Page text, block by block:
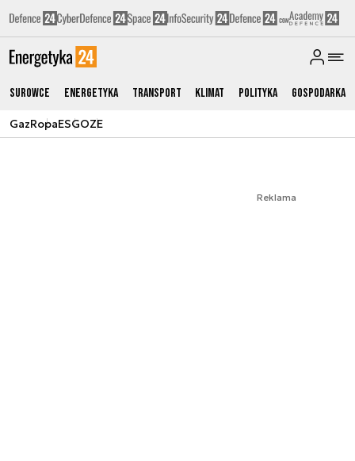
Surowce Energetyka Transport Klimat Polityka Gospodarka
GazRopaESGOZE
Reklama